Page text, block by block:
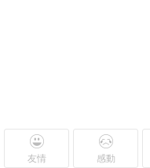
友情 感動